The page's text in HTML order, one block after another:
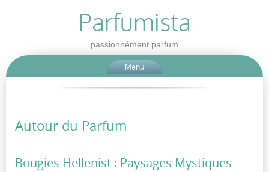
Parfumista
passionnément parfum
Menu
Autour du Parfum
Bougies Hellenist : Paysages Mystiques